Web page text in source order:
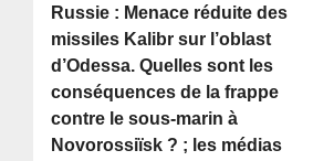
Russie : Menace réduite des
missiles Kalibr sur l’oblast
d’Odessa. Quelles sont les
conséquences de la frappe
contre le sous-marin à
Novorossiïsk ? ; les médias